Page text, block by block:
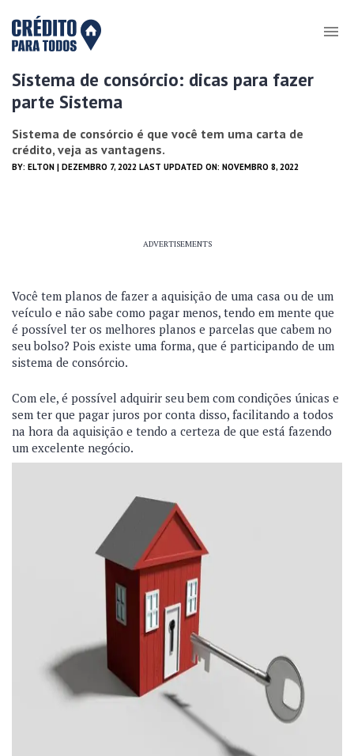
Sistema de consórcio: dicas para fazer
parte Sistema
Sistema de consórcio é que você tem uma carta de
crédito, veja as vantagens.
BY: ELTON | DEZEMBRO 7, 2022 LAST UPDATED ON: NOVEMBRO 8, 2022
ADVERTISEMENTS
Você tem planos de fazer a aquisição de uma casa ou de um
veículo e não sabe como pagar menos, tendo em mente que
é possível ter os melhores planos e parcelas que cabem no
seu bolso? Pois existe uma forma, que é participando de um
sistema de consórcio.
Com ele, é possível adquirir seu bem com condições únicas e
sem ter que pagar juros por conta disso, facilitando a todos
na hora da aquisição e tendo a certeza de que está fazendo
um excelente negócio.